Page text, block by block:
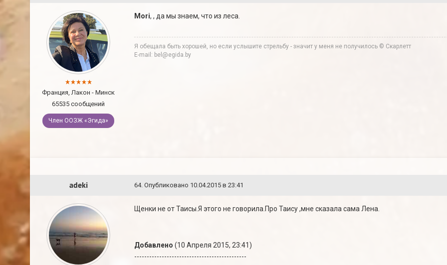
Франция, Лакон - Минск
65535 сообщений
Член ООЗЖ «Эгида»
Mori, , да мы знаем, что из леса.
Я обещала быть хорошей, но если услышите стрельбу - значит у меня не получилось © Скарлетт
E-mail: bel@egida.by
adeki 64. Опубликовано 10.04.2015 в 23:41
Щенки не от Таисы.Я этого не говорила.Про Таису ,мне сказала сама Лена.
Добавлено (10 Апреля 2015, 23:41)
---------------------------------------------